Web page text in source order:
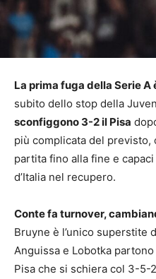
La prima fuga della Serie A
subito dello stop della
sconfiggono 3-2 il Pisa
più complicata del previsto,
partita fino alla fine e
d’Italia nel recupero.
Conte fa turnover,
Bruyne è l’unico superstite
Anguissa e Lobotka
Pisa che si schiera col 3-5-